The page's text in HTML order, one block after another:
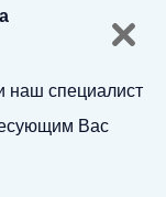
наш специалист
Вас